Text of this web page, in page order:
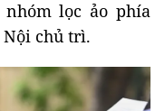
nhóm lọc ảo phía
Nội chủ trì.